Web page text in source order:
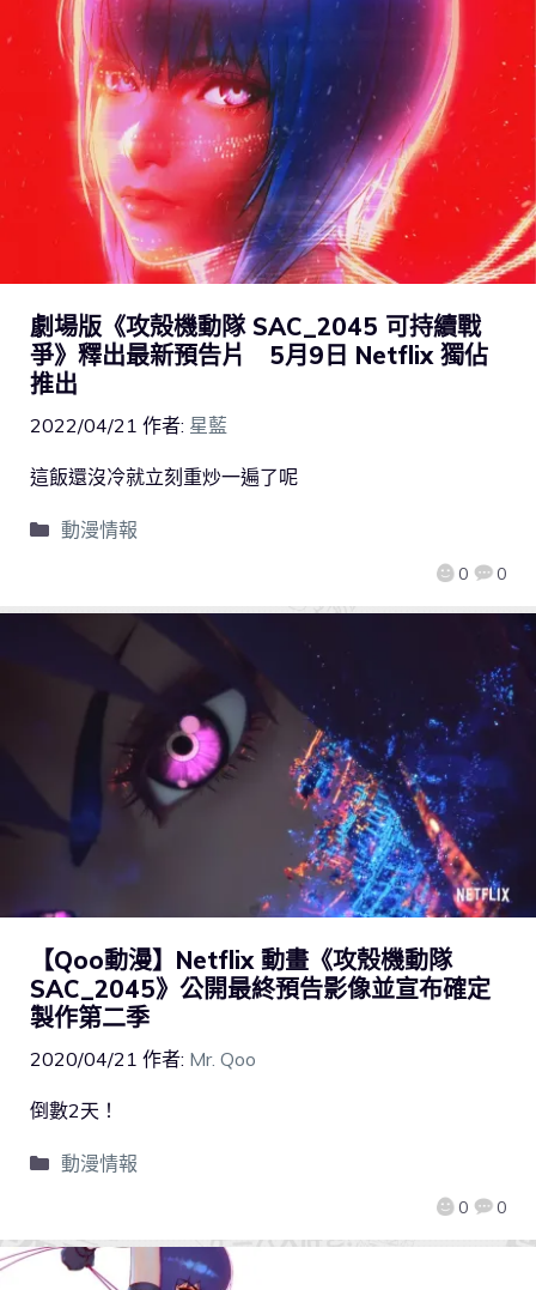
劇場版《攻殻機動隊 SAC_2045 可持續戰
爭》釋出最新預告片 5月9日 Netflix 獨佔
推出
2022/04/21 作者: 星藍
0 0
這飯還沒冷就立刻重炒一遍了呢
動漫情報
【Qoo動漫】Netflix 動畫《攻殼機動隊
SAC_2045》公開最終預告影像並宣布確定
製作第二季
2020/04/21 作者: Mr. Qoo
0 0
倒數2天！
動漫情報